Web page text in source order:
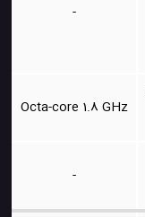
-
Octa-core 1.8 GHz
-